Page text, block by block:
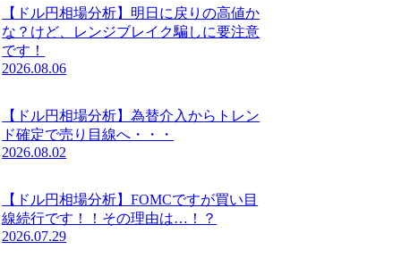
【ドル円相場分析】明日に戻りの高値か
な？けど、レンジブレイク騙しに要注意
です！
2026.08.06
【ドル円相場分析】為替介入からトレン
ド確定で売り目線へ・・・
2026.08.02
【ドル円相場分析】FOMCですが買い目
線続行です！！その理由は…！？
2026.07.29